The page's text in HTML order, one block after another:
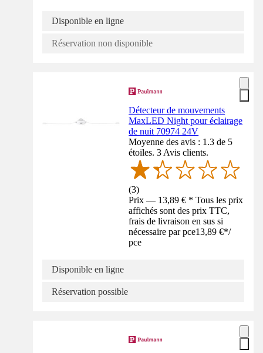
Disponible en ligne
Réservation non disponible
Détecteur de mouvements
MaxLED Night pour éclairage
de nuit 70974 24V
Moyenne des avis : 1.3 de 5
étoiles. 3 Avis clients.
(3)
Prix — 13,89 € * Tous les prix
affichés sont des prix TTC,
frais de livraison en sus si
nécessaire par pce13,89 €*/
pce
Disponible en ligne
Réservation possible